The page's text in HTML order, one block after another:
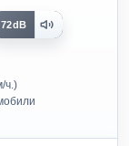
72dB
ч.)